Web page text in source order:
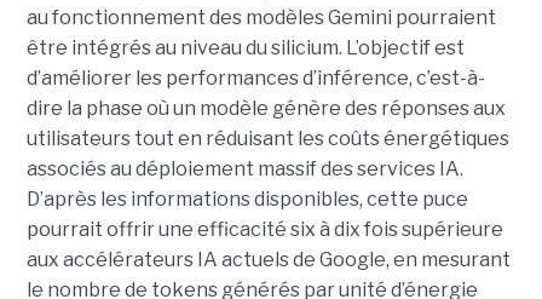
au fonctionnement des modèles Gemini pourraient
être intégrés au niveau du silicium. L’objectif est
d’améliorer les performances d’inférence, c’est-à-
dire la phase où un modèle génère des réponses aux
utilisateurs tout en réduisant les coûts énergétiques
associés au déploiement massif des services IA.
D’après les informations disponibles, cette puce
pourrait offrir une efficacité six à dix fois supérieure
aux accélérateurs IA actuels de Google, en mesurant
le nombre de tokens générés par unité d’énergie